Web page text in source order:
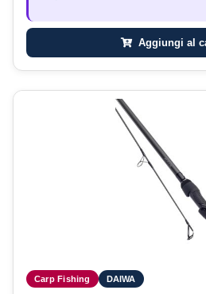
Aggiungi al
Carp Fishing DAIWA